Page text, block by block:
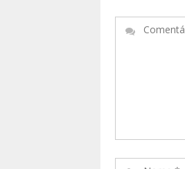
Comentário*